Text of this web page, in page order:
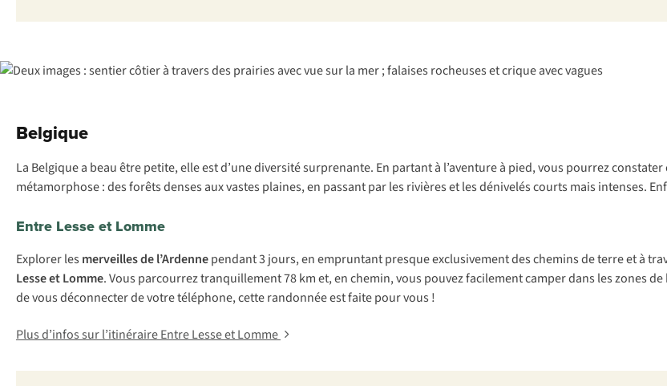
Belgique
La Belgique a beau être petite, elle est d’une diversité surprenante. En partant à l’aventure à pied, vous pourrez
métamorphose : des forêts denses aux vastes plaines, en passant par les rivières et les dénivelés courts mais intenses.
Entre Lesse et Lomme
Explorer les merveilles de l’Ardennependant 3 jours, en empruntant presque exclusivement des chemins de terre et à
Lesse et Lomme. Vous parcourrez tranquillement 78 km et, en chemin, vous pouvez facilement camper dans les zones
de vous déconnecter de votre téléphone, cette randonnée est faite pour vous !
Plus d’infos sur l’itinéraire Entre Lesse et Lomme